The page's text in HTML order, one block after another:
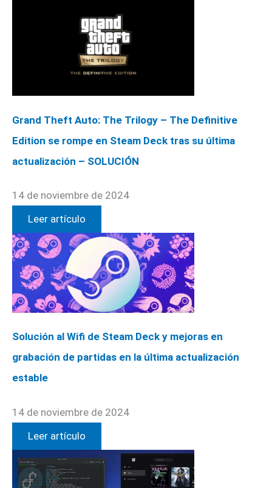
Grand Theft Auto: The Trilogy – The Definitive
Edition se rompe en Steam Deck tras su última
actualización – SOLUCIÓN
14 de noviembre de 2024
Leer artículo
Solución al Wifi de Steam Deck y mejoras en
grabación de partidas en la última actualización
estable
14 de noviembre de 2024
Leer artículo